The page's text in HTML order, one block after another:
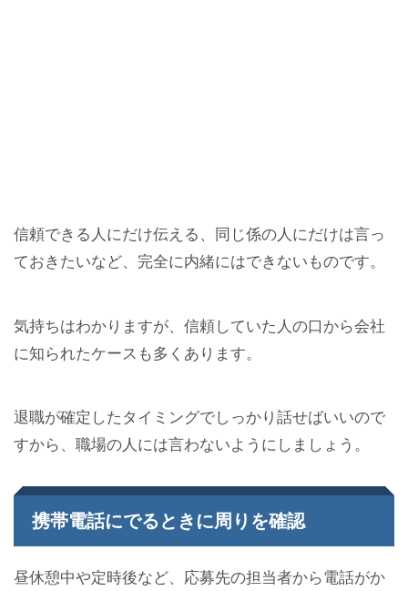
信頼できる人にだけ伝える、同じ係の人にだけは言っ
ておきたいなど、完全に内緒にはできないものです。
気持ちはわかりますが、信頼していた人の口から会社
に知られたケースも多くあります。
退職が確定したタイミングでしっかり話せばいいので
すから、職場の人には言わないようにしましょう。
携帯電話にでるときに周りを確認
昼休憩中や定時後など、応募先の担当者から電話がか